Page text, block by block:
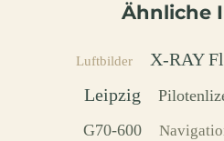
Ähnliche
Luftbilder
X-RAY
Leipzig
G70-600